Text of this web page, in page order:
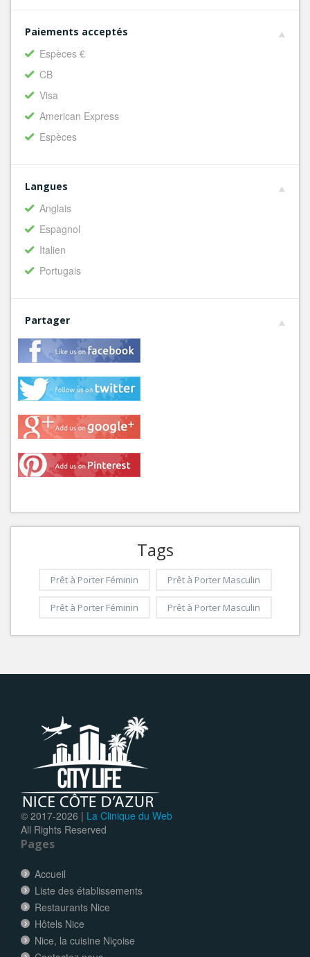
Paiements acceptés
Espèces €
CB
Visa
American Express
Espèces
Langues
Anglais
Espagnol
Italien
Portugais
Partager
Tags
Prêt à Porter Féminin Prêt à Porter Masculin
Prêt à Porter Féminin Prêt à Porter Masculin
© 2017-2026 | La Clinique du Web
All Rights Reserved
Pages
Accueil
Liste des établissements
Restaurants Nice
Hôtels Nice
Nice, la cuisine Niçoise